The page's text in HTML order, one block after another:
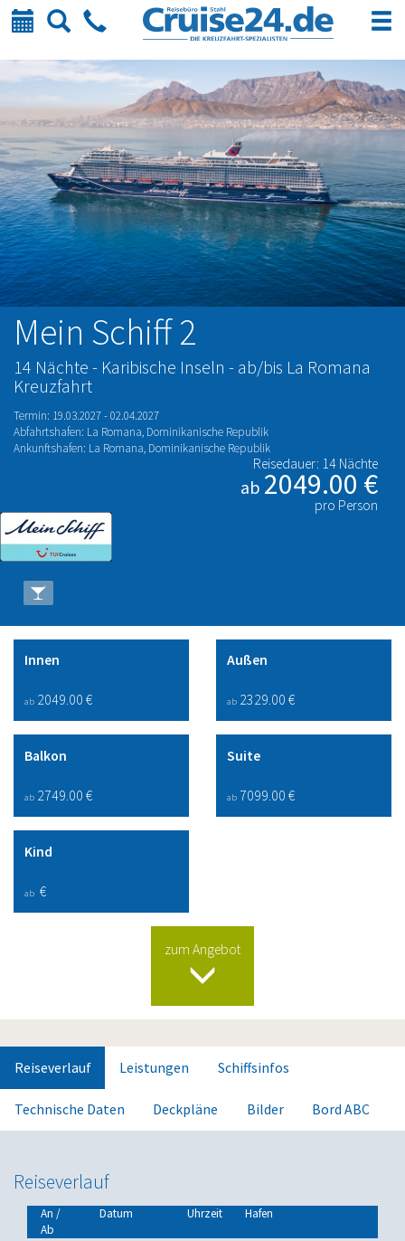
Kalender
SucheTelefon
Mein Schiff 2
14 Nächte - Karibische Inseln - ab/bis La Romana
Kreuzfahrt
Termin: 19.03.2027 - 02.04.2027
Abfahrtshafen: La Romana, Dominikanische Republik
Ankunftshafen: La Romana, Dominikanische Republik
Reisedauer: 14 Nächte
ab 2049.00 €
pro Person
Innen
ab 2049.00 €
Außen
ab 2329.00 €
Balkon
ab 2749.00 €
Suite
ab 7099.00 €
Kind
ab €
zum Angebot
Reiseverlauf Leistungen Schiffsinfos
Technische Daten Deckpläne Bilder Bord ABC
Reiseverlauf
An /
Ab
Datum Uhrzeit Hafen